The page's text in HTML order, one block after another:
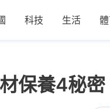
科技 生活
保養4秘密